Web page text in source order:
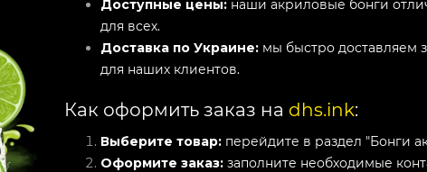
Доступные цены:наши акриловые бонги
для всех.
Доставка по Украине:мы быстро доставляем
для наших клиентов.
Как оформить заказ на dhs.ink:
Выберите товар:перейдите в раздел "Бонги
Оформите заказ:заполните необходимые